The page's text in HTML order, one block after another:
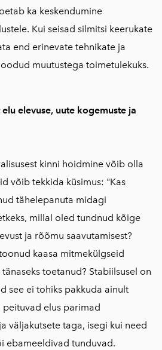
ka keskendumine
Kui seisad silmitsi keerukate
end erinevate tehnikate ja
muutustega toimetulekuks.
elevuse, uute kogemuste ja
kinni hoidmine võib olla
võib tekkida küsimus: "Kas
tähelepanuta midagi
millal oled tundnud kõige
ja rõõmu saavutamisest?
kaasa mitmekülgseid
toetanud? Stabiilsusel on
see ei tohiks pakkuda ainult
elus parimad
väljakutsete taga, isegi kui need
ebameeldivad tunduvad.